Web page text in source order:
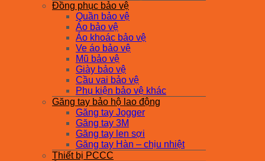
Đồng phục bảo vệ
Quần bảo vệ
Áo bảo vệ
Áo khoác bảo vệ
Ve áo bảo vệ
Mũ bảo vệ
Giày bảo vệ
Cầu vai bảo vệ
Phụ kiện bảo vệ khác
Găng tay bảo hộ lao động
Găng tay Jogger
Găng tay 3M
Găng tay len sợi
Găng tay Hàn – chịu nhiệt
Thiết bị PCCC